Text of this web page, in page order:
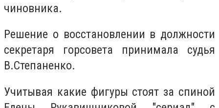
чиновника.
Решение о восстановлении в должности
секретаря горсовета принимала судья
В.Степаненко.
Учитывая какие фигуры стоят за спиной